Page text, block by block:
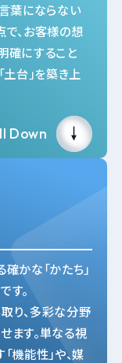
葉にならない
、お客様の想
確にすること
土台」を築き上
Down
かな「かたち」
す。
り、多彩な分野
ます。単なる視
機能性」や、媒